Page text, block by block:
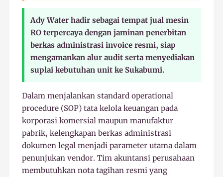
Ady Water hadir sebagai tempat jual mesin
RO terpercaya dengan jaminan penerbitan
berkas administrasi invoice resmi, siap
mengamankan alur audit serta menyediakan
suplai kebutuhan unit ke Sukabumi.
Dalam menjalankan standard operational
procedure (SOP) tata kelola keuangan pada
korporasi komersial maupun manufaktur
pabrik, kelengkapan berkas administrasi
dokumen legal menjadi parameter utama dalam
penunjukan vendor. Tim akuntansi perusahaan
membutuhkan nota tagihan resmi yang